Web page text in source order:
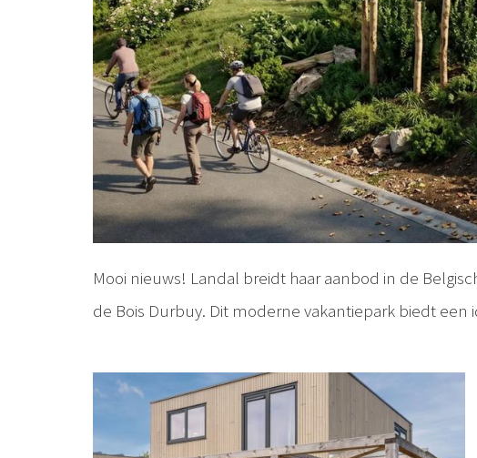
Mooi nieuws! Landal breidt haar aanbod in de
de Bois Durbuy. Dit moderne vakantiepark biedt een